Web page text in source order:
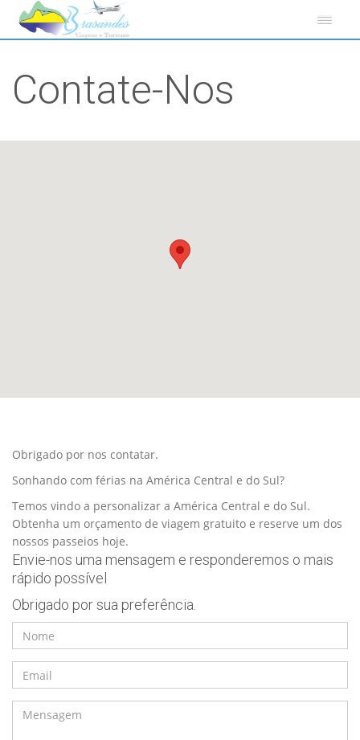
Contate-Nos
Obrigado por nos contatar.
Sonhando com férias na América Central e do Sul?
Temos vindo a personalizar a América Central e do Sul.
Obtenha um orçamento de viagem gratuito e reserve um dos
nossos passeios hoje.
Envie-nos uma mensagem e responderemos o mais
rápido possível
Obrigado por sua preferência.